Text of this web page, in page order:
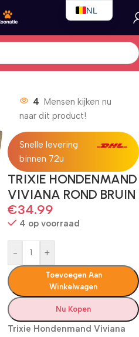
4 Mensen kijken nu
naar dit product!
Snelle levering
binnen 72u
TRIXIE HONDENMAND
VIVIANA ROND BRUIN
€34.99
4 op voorraad
- +
Toevoegen Aan
Winkelwagen
Nu Kopen
Trixie Hondenmand Viviana
NL